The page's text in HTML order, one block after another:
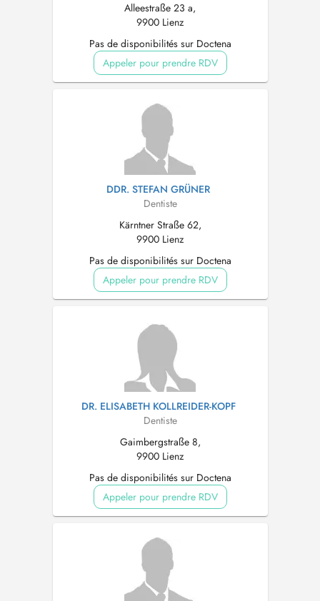
Alleestraße 23 a,
9900 Lienz
Pas de disponibilités sur Doctena
Appeler pour prendre RDV
DDR. STEFAN GRÜNER
Dentiste
Kärntner Straße 62,
9900 Lienz
Pas de disponibilités sur Doctena
Appeler pour prendre RDV
DR. ELISABETH KOLLREIDER-KOPF
Dentiste
Gaimbergstraße 8,
9900 Lienz
Pas de disponibilités sur Doctena
Appeler pour prendre RDV